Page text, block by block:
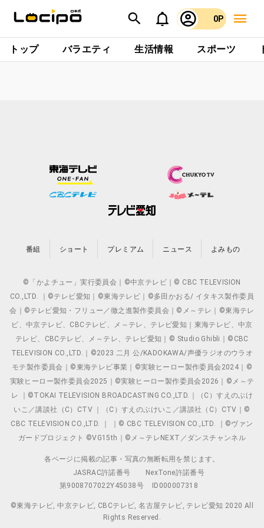
0P
トップ バラエティ 生活情報 スポーツ
番組 ショート プレミアム ニュース よみもの
©「かよチュー」実行委員会｜©中京テレビ｜© CBC TELEVISION
CO.,LTD. ｜©テレビ愛知｜©東海テレビ｜©多田かおる/ イタキス製作委員
会｜©テレビ愛知・フリュー／徹之進製作委員会｜©メ～テレ｜©東海テレ
ビ、中京テレビ、CBCテレビ、メ～テレ、テレビ愛知｜東海テレビ、中京
テレビ、CBCテレビ、メ～テレ、テレビ愛知｜© Studio Ghibli｜©CBC
TELEVISION CO.,LTD.｜©2023 二月 公/KADOKAWA/声優ラジオのウラオ
モテ製作委員会｜©東海テレビ事業｜©実験ヒーロー製作委員会2024｜©
実験ヒーロー製作委員会2025｜©実験ヒーロー製作委員会2026｜©メ～テ
レ ｜©TOKAI TELEVISION BROADCASTING CO.,LTD.｜（C）すえのぶけ
いこ／講談社（C）CTV ｜（C）すえのぶけいこ／講談社（C）CTV｜©
CBC TELEVISION CO.,LTD. ｜ ｜© CBC TELEVISION CO.,LTD. ｜©ヴァン
ガードプロジェクト ©VG15th｜©メ～テレNEXT／ダンスチャンネル
各ページに掲載の記事・写真の無断転用を禁じます。
JASRAC許諾番号
NexTone許諾番号
第9008707022Y45038号
ID000007318
©東海テレビ, 中京テレビ, CBCテレビ, 名古屋テレビ, テレビ愛知 2020 All
Rights Reserved.